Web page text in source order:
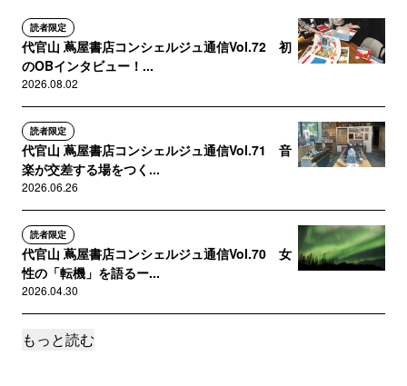
読者限定
代官山 蔦屋書店コンシェルジュ通信Vol.72 初
のOBインタビュー！...
2026.08.02
読者限定
代官山 蔦屋書店コンシェルジュ通信Vol.71 音
楽が交差する場をつく...
2026.06.26
読者限定
代官山 蔦屋書店コンシェルジュ通信Vol.70 女
性の「転機」を語るー...
2026.04.30
読者限定
もっと読む